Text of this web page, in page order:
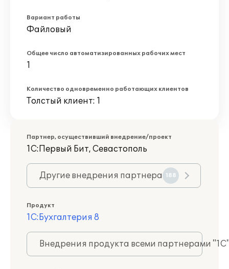
Вариант работы
Файловый
Общее число автоматизированных рабочих мест
1
Количество одновременно работающих клиентов
Толстый клиент: 1
Партнер, осуществивший внедрение/проект
1С:Первый Бит, Севастополь
Другие внедрения партнера 188
Продукт
1С:Бухгалтерия 8
Внедрения продукта всеми партнерами